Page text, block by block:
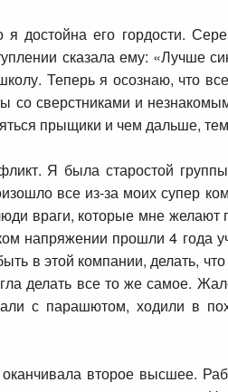
достойна его гордости.
сказала ему: «Лучше
Теперь я осознаю, что
со сверстниками и
прыщики и чем дальше,
Я была старостой
все из-за моих супер
враги, которые мне
напряжении прошли 4 года
в этой компании, делать,
делать все то же самое.
с парашютом, ходили в
второе высшее.